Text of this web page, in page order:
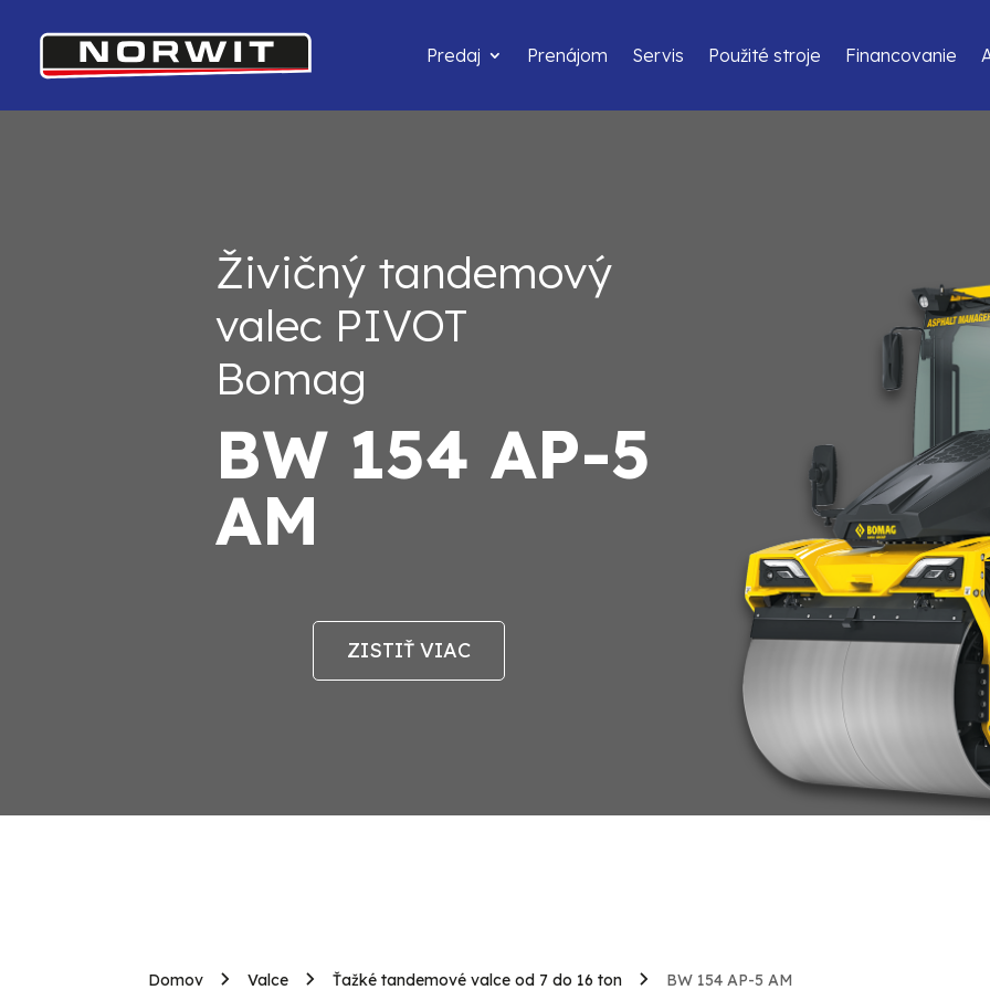
Predaj Prenájom Servis Použité stroje Financovanie
Živičný tandemový
valec PIVOT
Bomag
BW 154 AP-5
AM
ZISTIŤ VIAC
Domov Valce Ťažké tandemové valce od 7 do 16 ton BW 154 AP-5 AM